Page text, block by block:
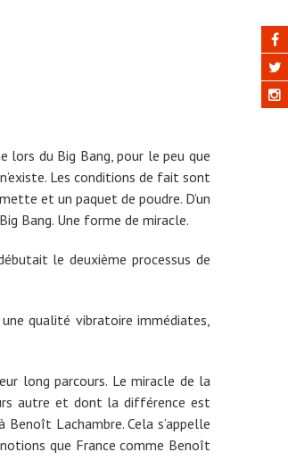
lors du Big Bang, pour le peu que
Les conditions de fait sont
et un paquet de poudre. D’un
Bang. Une forme de miracle.
le deuxième processus de
qualité vibratoire immédiates,
long parcours. Le miracle de la
autre et dont la différence est
Lachambre. Cela s’appelle
que France comme Benoît